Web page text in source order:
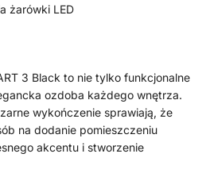
żarówki LED
3 Black to nie tylko funkcjonalne
ozdoba każdego wnętrza.
wykończenie sprawiają, że
na dodanie pomieszczeniu
akcentu i stworzenie